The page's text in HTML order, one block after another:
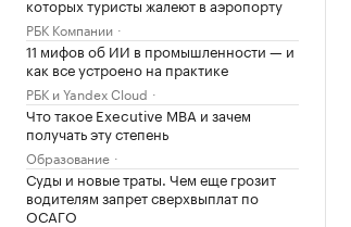
РБК Компании
11 мифов об ИИ в промышленности — и
как все устроено на практике
РБК и Yandex Cloud
Что такое Executive MBA и зачем
получать эту степень
Образование
Суды и новые траты. Чем еще грозит
водителям запрет сверхвыплат по
ОСАГО